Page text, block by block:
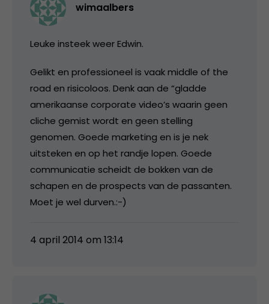
wimaalbers
Leuke insteek weer Edwin.
Gelikt en professioneel is vaak middle of the
road en risicoloos. Denk aan de “gladde
amerikaanse corporate video’s waarin geen
cliche gemist wordt en geen stelling
genomen. Goede marketing en is je nek
uitsteken en op het randje lopen. Goede
communicatie scheidt de bokken van de
schapen en de prospects van de passanten.
Moet je wel durven.:-)
4 april 2014 om 13:14